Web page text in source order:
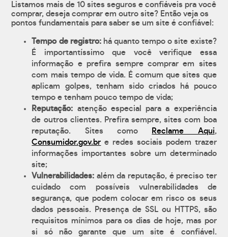
Listamos mais de 10 sites seguros e confiáveis pra você
comprar, deseja comprar em outro site? Então veja os
pontos fundamentais para saber se um site é confiável:
Tempo de registro:há quanto tempo o site existe?
É importantíssimo que você verifique essa
informação e prefira sempre comprar em sites
com mais tempo de vida. É comum que sites que
aplicam golpes, tenham sido criados há pouco
tempo e tenham pouco tempo de vida;
Reputação: atenção especial para a experiência
de outros clientes. Prefira sempre, sites com boa
reputação. Sites como
Reclame Aqui,
Consumidor.gov.br e redes sociais podem trazer
informações importantes sobre um determinado
site;
Vulnerabilidades: além da reputação, é preciso ter
cuidado com possíveis vulnerabilidades de
segurança, que podem colocar em risco os seus
dados pessoais. Presença de SSL ou HTTPS, são
requisitos mínimos para os dias de hoje, mas por
si só não garante que um site é confiável.